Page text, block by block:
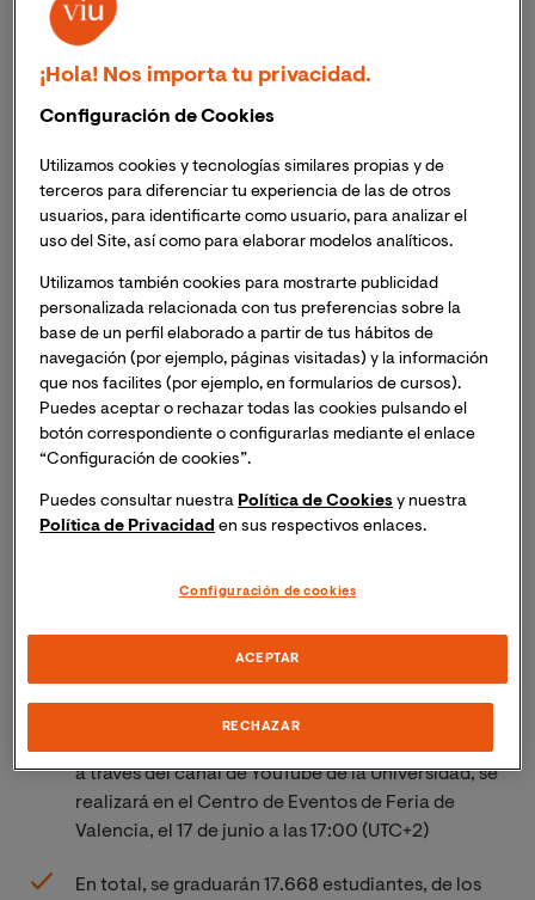
presencial después de 2 años realizándose online
debido a las restricciones impuestas por la
a través del canal de YouTube de la Universidad, se
realizará en el Centro de Eventos de Feria de
Valencia, el 17 de junio a las 17:00 (UTC+2)
En total, se graduarán 17.668 estudiantes, de los
¡Hola! Nos importa tu privacidad.
Configuración de Cookies
Utilizamos cookies y tecnologías similares propias y de
terceros para diferenciar tu experiencia de las de otros
usuarios, para identificarte como usuario, para analizar el
uso del Site, así como para elaborar modelos analíticos.
Utilizamos también cookies para mostrarte publicidad
personalizada relacionada con tus preferencias sobre la
base de un perfil elaborado a partir de tus hábitos de
navegación (por ejemplo, páginas visitadas) y la información
que nos facilites (por ejemplo, en formularios de cursos).
Puedes aceptar o rechazar todas las cookies pulsando el
botón correspondiente o configurarlas mediante el enlace
“Configuración de cookies”.
Puedes consultar nuestra Política de Cookies y nuestra
Política de Privacidad en sus respectivos enlaces.
Configuración de cookies
RECHAZAR
ACEPTAR